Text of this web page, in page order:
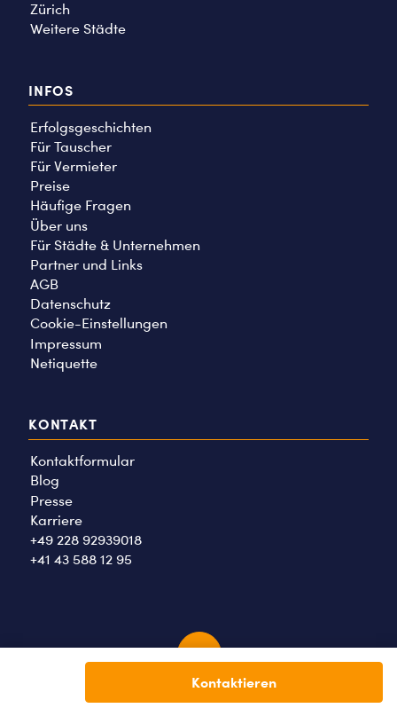
Kontaktieren
Zürich
Weitere Städte
INFOS
Erfolgsgeschichten
Für Tauscher
Für Vermieter
Preise
Häufige Fragen
Über uns
Für Städte & Unternehmen
Partner und Links
AGB
Datenschutz
Cookie-Einstellungen
Impressum
Netiquette
KONTAKT
Kontaktformular
Blog
Presse
Karriere
+49 228 92939018
+41 43 588 12 95